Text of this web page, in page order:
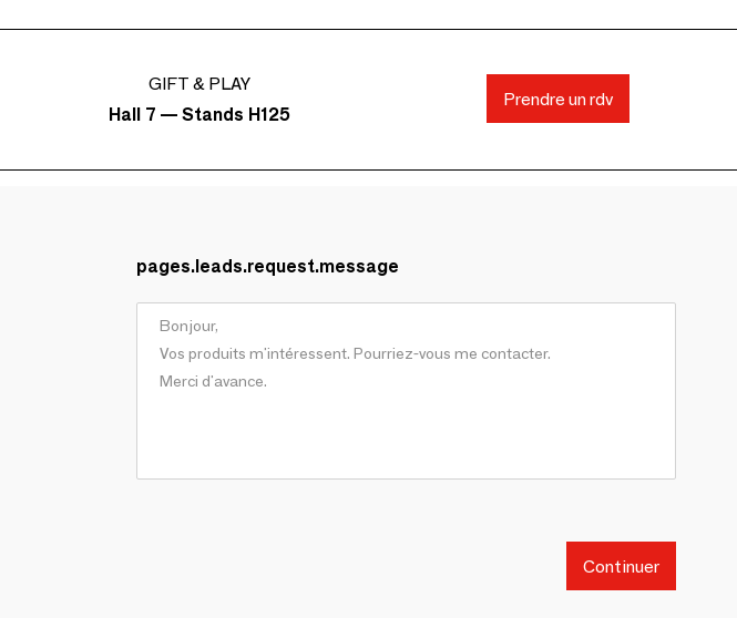
GIFT & PLAY
Hall 7 — Stands H125
Prendre un rdv
pages.leads.request.message
Continuer